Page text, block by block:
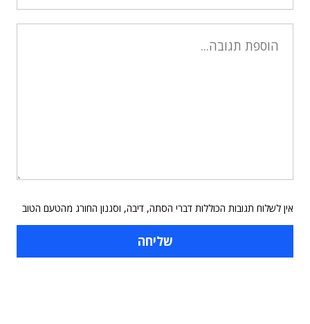
אין לשלוח תגובות הכוללות דברי הסתה, דיבה, וסגנון החורג מהטעם הטוב